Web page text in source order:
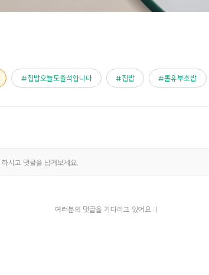
집밥오늘도출석합니다 집밥 롤유부초밥
하시고 댓글을 남겨보세요.
여러분의 댓글을 기다리고 있어요 :)